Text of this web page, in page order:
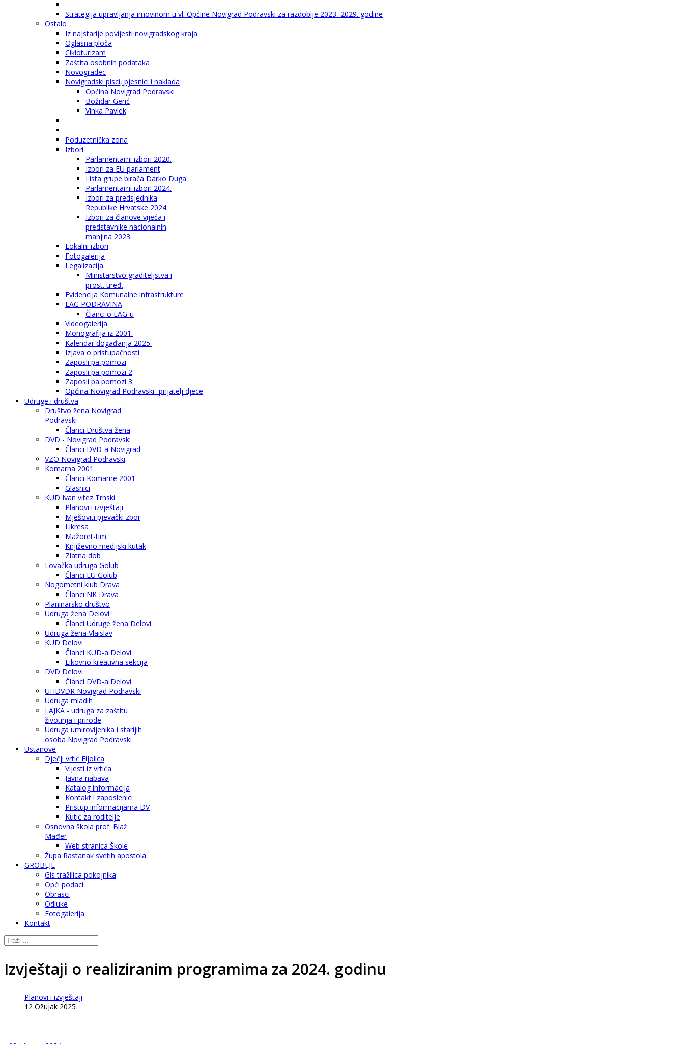
Strategija upravljanja imovinom u vl. Općine Novigrad Podravski za razdoblje 2023.-2029. godine
Ostalo
Iz najstarije povijesti novigradskog kraja
Oglasna ploča
Cikloturizam
Zaštita osobnih podataka
Novogradec
Novigradski pisci, pjesnici i naklada
Općina Novigrad Podravski
Božidar Gerić
Vinka Pavlek
Poduzetnička zona
Izbori
Parlamentarni izbori 2020.
Izbori za EU parlament
Lista grupe birača Darko Duga
Parlamentarni izbori 2024.
Izbori za predsjednika
Republike Hrvatske 2024.
Izbori za članove vijeća i
predstavnike nacionalnih
manjina 2023.
Lokalni izbori
Fotogalerija
Legalizacija
Ministarstvo graditeljstva i
prost. uređ.
Evidencija Komunalne infrastrukture
LAG PODRAVINA
Članci o LAG-u
Videogalerija
Monografija iz 2001.
Kalendar događanja 2025.
Izjava o pristupačnosti
Zaposli pa pomozi
Zaposli pa pomozi 2
Zaposli pa pomozi 3
Općina Novigrad Podravski- prijatelj djece
Udruge i društva
Društvo žena Novigrad
Podravski
Članci Društva žena
DVD - Novigrad Podravski
Članci DVD-a Novigrad
VZO Novigrad Podravski
Komarna 2001
Članci Komarne 2001
Glasnici
KUD Ivan vitez Trnski
Planovi i izvještaji
Mješoviti pjevački zbor
Likresa
Mažoret-tim
Književno medijski kutak
Zlatna dob
Lovačka udruga Golub
Članci LU Golub
Nogometni klub Drava
Članci NK Drava
Planinarsko društvo
Udruga žena Delovi
Članci Udruge žena Delovi
Udruga žena Vlaislav
KUD Delovi
Članci KUD-a Delovi
Likovno kreativna sekcija
DVD Delovi
Članci DVD-a Delovi
UHDVDR Novigrad Podravski
Udruga mladih
LAJKA - udruga za zaštitu
životinja i prirode
Udruga umirovljenika i starijih
osoba Novigrad Podravski
Ustanove
Dječji vrtić Fijolica
Vijesti iz vrtića
Javna nabava
Katalog informacija
Kontakt i zaposlenici
Pristup informacijama DV
Kutić za roditelje
Osnovna škola prof. Blaž
Mađer
Web stranica Škole
Župa Rastanak svetih apostola
GROBLJE
Gis tražilica pokojnika
Opći podaci
Obrasci
Odluke
Fotogalerija
Kontakt
Izvještaji o realiziranim programima za 2024. godinu
Planovi i izvještaji
12 Ožujak 2025